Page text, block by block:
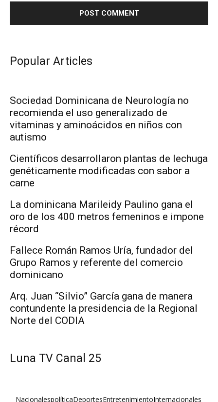
Popular Articles
Sociedad Dominicana de Neurología no
recomienda el uso generalizado de
vitaminas y aminoácidos en niños con
autismo
Científicos desarrollaron plantas de lechuga
genéticamente modificadas con sabor a
carne
La dominicana Marileidy Paulino gana el
oro de los 400 metros femeninos e impone
récord
Fallece Román Ramos Uría, fundador del
Grupo Ramos y referente del comercio
dominicano
Arq. Juan “Silvio” García gana de manera
contundente la presidencia de la Regional
Norte del CODIA
Luna TV Canal 25
NacionalespolíticaDeportesEntretenimientoInternacionales